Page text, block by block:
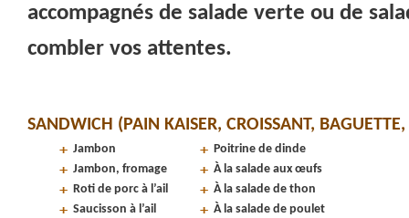
accompagnés de salade verte ou de
combler vos attentes.
SANDWICH (PAIN KAISER, CROISSANT,
Jambon
Jambon, fromage
Roti de porc à l’ail
Saucisson à l’ail
Poitrine de dinde
À la salade aux œufs
À la salade de thon
À la salade de poulet